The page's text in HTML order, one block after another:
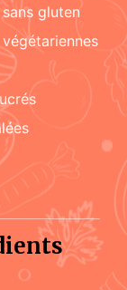
sans gluten
végétariennes